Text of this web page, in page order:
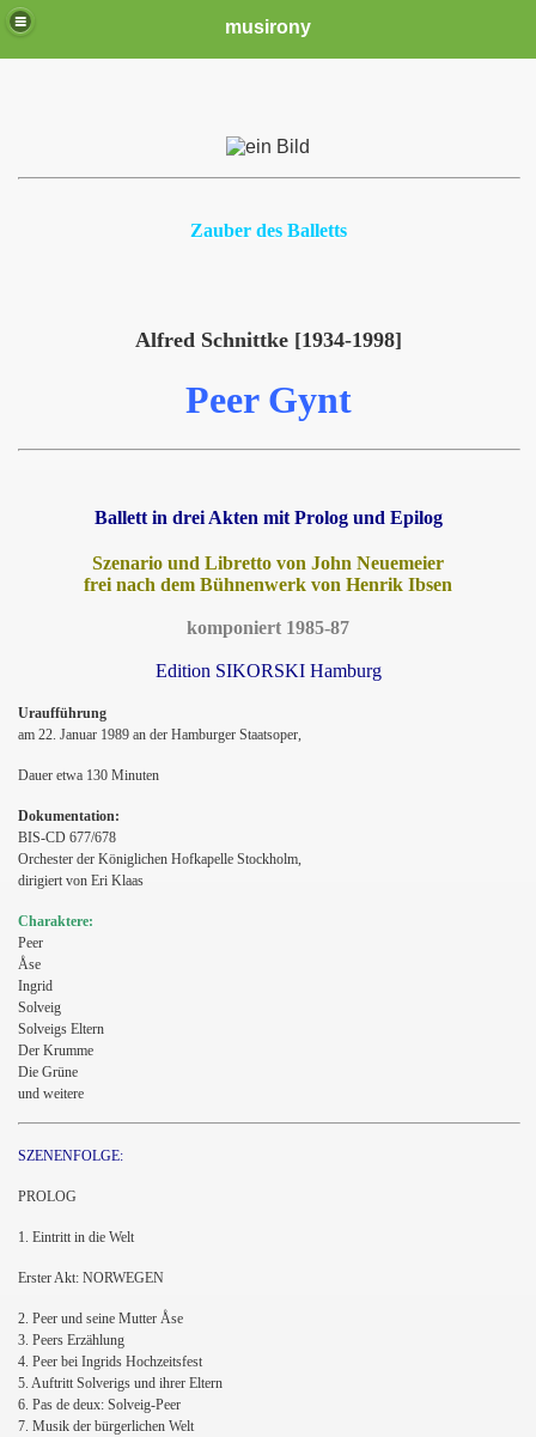
musirony
Zauber des Balletts
Alfred Schnittke [1934-1998]
Peer Gynt
Ballett in drei Akten mit Prolog und Epilog
Szenario und Libretto von John Neuemeier
frei nach dem Bühnenwerk von Henrik Ibsen
komponiert 1985-87
Edition SIKORSKI Hamburg
Uraufführung
am 22. Januar 1989 an der Hamburger Staatsoper,
Dauer etwa 130 Minuten
Dokumentation:
BIS-CD 677/678
Orchester der Königlichen Hofkapelle Stockholm,
dirigiert von Eri Klaas
Charaktere:
Peer
Åse
Ingrid
Solveig
Solveigs Eltern
Der Krumme
Die Grüne
und weitere
SZENENFOLGE:
PROLOG
1. Eintritt in die Welt
Erster Akt: NORWEGEN
2. Peer und seine Mutter Åse
3. Peers Erzählung
4. Peer bei Ingrids Hochzeitsfest
5. Auftritt Solverigs und ihrer Eltern
6. Pas de deux: Solveig-Peer
7. Musik der bürgerlichen Welt